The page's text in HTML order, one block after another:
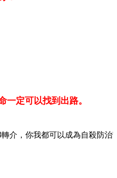
一定可以找到出路。
介，你我都可以成為自殺防治